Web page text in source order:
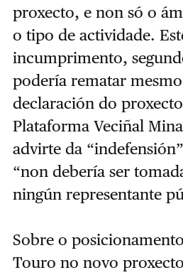
proxecto, e non só o
o tipo de actividade.
incumprimento,
podería rematar
declaración do
Plataforma Veciñal
advirte da
“non debería ser
ningún representante
Sobre o
Touro no novo